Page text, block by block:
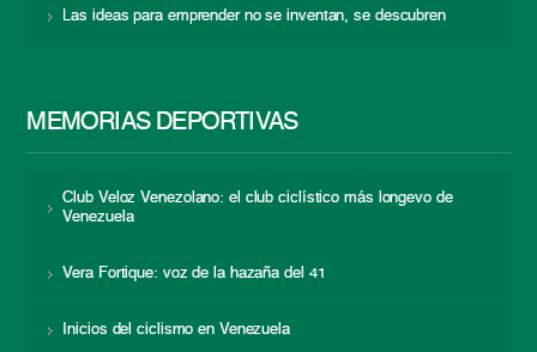
Las ideas para emprender no se inventan, se descubren
MEMORIAS DEPORTIVAS
Club Veloz Venezolano: el club ciclístico más longevo de
Venezuela
Vera Fortique: voz de la hazaña del 41
Inicios del ciclismo en Venezuela